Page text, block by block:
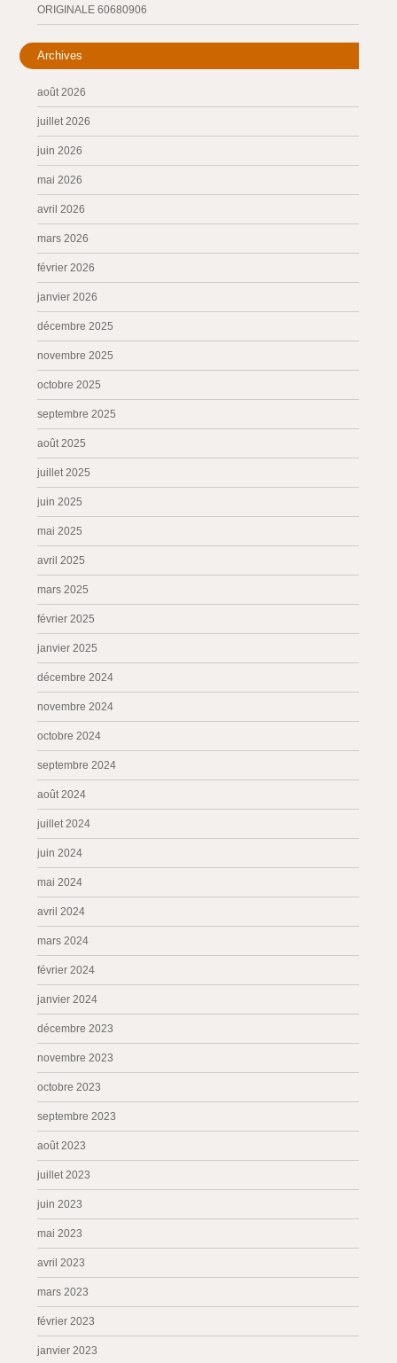
ORIGINALE 60680906
Archives
août 2026
juillet 2026
juin 2026
mai 2026
avril 2026
mars 2026
février 2026
janvier 2026
décembre 2025
novembre 2025
octobre 2025
septembre 2025
août 2025
juillet 2025
juin 2025
mai 2025
avril 2025
mars 2025
février 2025
janvier 2025
décembre 2024
novembre 2024
octobre 2024
septembre 2024
août 2024
juillet 2024
juin 2024
mai 2024
avril 2024
mars 2024
février 2024
janvier 2024
décembre 2023
novembre 2023
octobre 2023
septembre 2023
août 2023
juillet 2023
juin 2023
mai 2023
avril 2023
mars 2023
février 2023
janvier 2023